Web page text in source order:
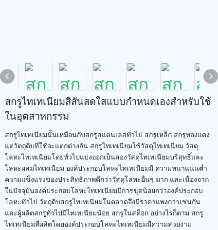
สกรูไทเทเนียมสีสันสดใสแบบกำหนดเองสำหรับใช้
ในอุตสาหกรรม
สกรูไทเทเนียมนั้นเหมือนกับสกรูสแตนเลสทั่วไป สกรูเหล็ก สกรูทองแดง
แต่วัตถุดิบที่ใช้จะแตกต่างกัน สกรูไทเทเนียมใช้วัสดุไทเทเนียม วัสดุ
โลหะไทเทเนียมโดยทั่วไปแบ่งออกเป็นสองวัสดุไทเทเนียมบริสุทธิ์และ
โลหะผสมไทเทเนียม องค์ประกอบโลหะไทเทเนียมมี ความหนาแน่นต่ำ
ความแข็งแรงของประสิทธิภาพดีกว่าวัสดุโลหะอื่นๆ มาก และเนื่องจาก
ในปัจจุบันองค์ประกอบโลหะไทเทเนียมมีการขุดน้อยกว่าองค์ประกอบ
โลหะทั่วไป วัตถุดิบสกรูไทเทเนียมในตลาดจึงมีราคาแพงกว่าเช่นกัน
และผู้ผลิตสกรูทั่วไปมีไทเทเนียมน้อย สกรูในสต็อก อย่างไรก็ตาม สกรู
ไทเทเนียมที่ผลิตโดยองค์ประกอบโลหะไทเทเนียมมีความสวยงาม